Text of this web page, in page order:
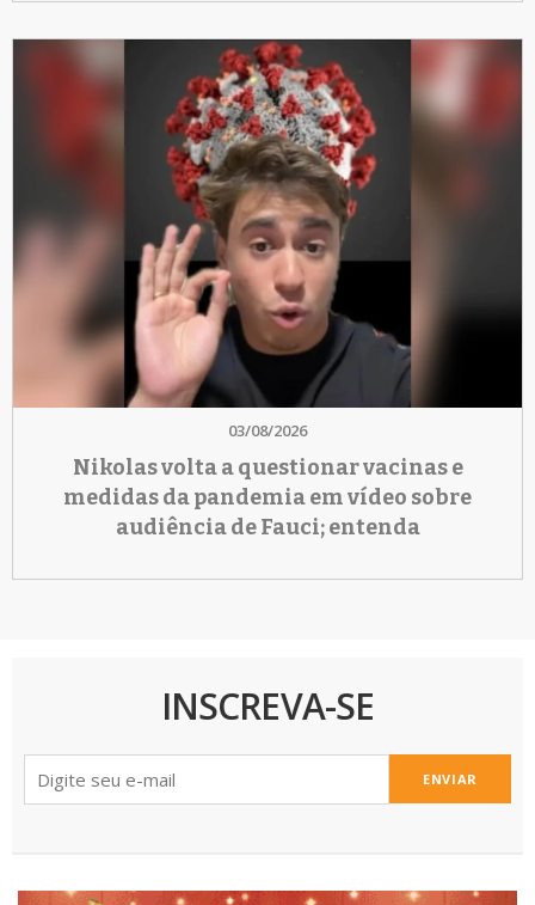
03/08/2026
Nikolas volta a questionar vacinas e
medidas da pandemia em vídeo sobre
audiência de Fauci; entenda
INSCREVA-SE
ENVIAR